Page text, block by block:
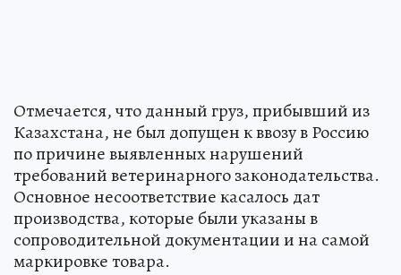
Отмечается, что данный груз, прибывший из
Казахстана, не был допущен к ввозу в Россию
по причине выявленных нарушений
требований ветеринарного законодательства.
Основное несоответствие касалось дат
производства, которые были указаны в
сопроводительной документации и на самой
маркировке товара.